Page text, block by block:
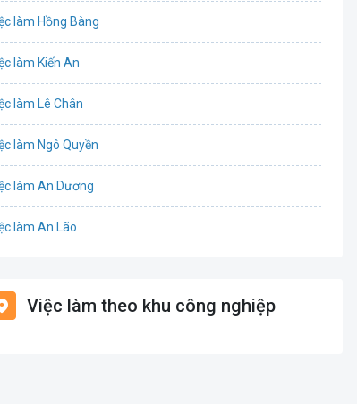
Phòng
làm Hồng Bàng
làm Kiến An
làm Lê Chân
làm Ngô Quyền
làm An Dương
làm An Lão
làm Cát Hải
Việc làm theo khu công nghiệp